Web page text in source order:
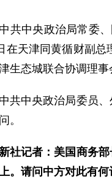
共中央政治局常委
在天津同黄循财副总
生态城联合协调理
共中央政治局委员
。
社记者：美国商务
。请问中方对此有何